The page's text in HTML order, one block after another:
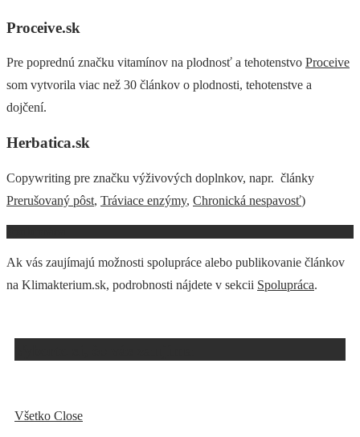
Proceive.sk
Pre poprednú značku vitamínov na plodnosť a tehotenstvo Proceive
som vytvorila viac než 30 článkov o plodnosti, tehotenstve a
dojčení.
Herbatica.sk
Copywriting pre značku výživových doplnkov, napr. články
Prerušovaný pôst, Tráviace enzýmy, Chronická nespavosť)
Ak vás zaujímajú možnosti spolupráce alebo publikovanie článkov
na Klimakterium.sk, podrobnosti nájdete v sekcii Spolupráca.
Všetko Close